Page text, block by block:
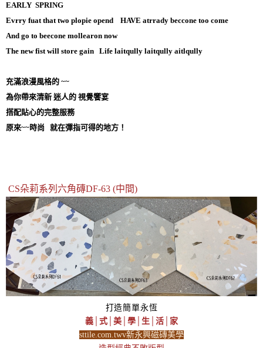
EARLY SPRING
Evrry fuat that two plopie opend HAVE atrrady beccone too come
And go to beecone mollearon now
The new fist will store gain Life laitqully laitqully aitlqully
充滿浪漫風格的 ~~
為你帶來清新 迷人的 視覺饗宴
搭配貼心的完整服務
原來~~時尚 就在彈指可得的地方！
CS朵莉系列六角磚DF-63 (中間)
打造簡單永恆
義│式│美│學│生│活│家
sttile.com.twv新永興磁磚美學